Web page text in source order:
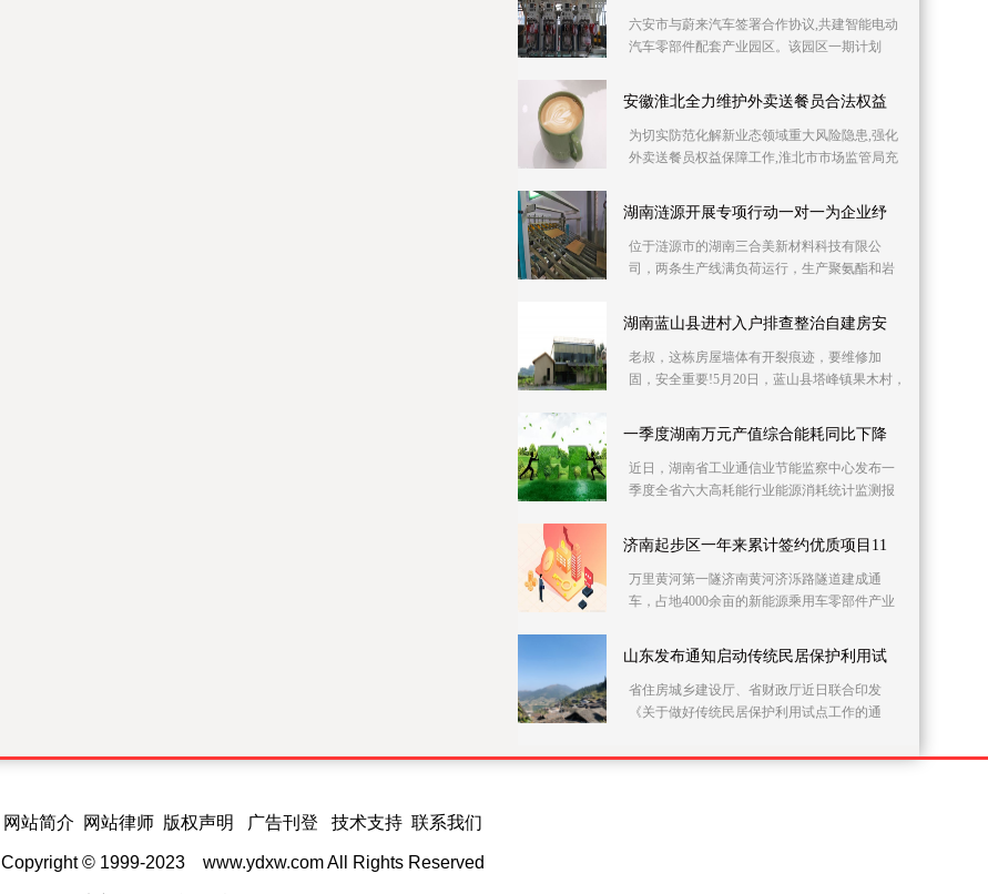
六安市与蔚来汽车签署合作协议,共建智能电动
汽车零部件配套产业园区。该园区一期计划
压铸产能,
安徽淮北全力维护外卖送餐员合法权益
为切实防范化解新业态领域重大风险隐患,强化
外卖送餐员权益保障工作,淮北市市场监管局充
益。淮北
湖南涟源开展专项行动一对一为企业纾
位于涟源市的湖南三合美新材料科技有限公
司，两条生产线满负荷运行，生产聚氨酯和岩
两条生产线，
湖南蓝山县进村入户排查整治自建房安
老叔，这栋房屋墙体有开裂痕迹，要维修加
固，安全重要!5月20日，蓝山县塔峰镇果木村，
治。连日来
一季度湖南万元产值综合能耗同比下降
近日，湖南省工业通信业节能监察中心发布一
季度全省六大高耗能行业能源消耗统计监测报
业的万元
济南起步区一年来累计签约优质项目11
万里黄河第一隧济南黄河济泺路隧道建成通
车，占地4000余亩的新能源乘用车零部件产业
方案获批复一
山东发布通知启动传统民居保护利用试
省住房城乡建设厅、省财政厅近日联合印发
《关于做好传统民居保护利用试点工作的通
工作。此次试点
网站简介 网站律师 版权声明 广告刊登 技术支持 联系我们
Copyright © 1999-2023 www.ydxw.comAll Rights Reserved